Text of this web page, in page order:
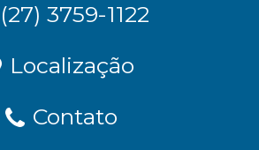
(27) 3759-1122
Localização
Contato